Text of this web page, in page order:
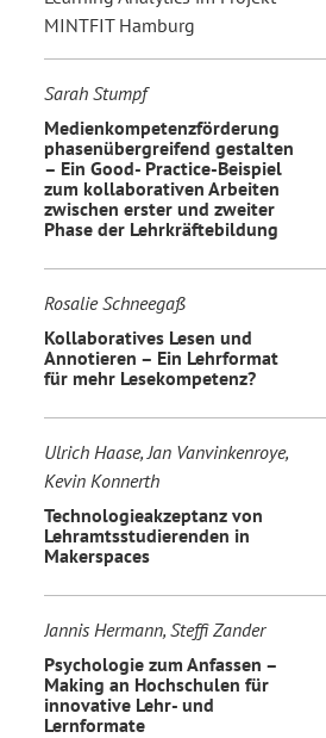
MINTFIT Hamburg
Sarah Stumpf
Medienkompetenzförderung
phasenübergreifend gestalten
– Ein Good- Practice-Beispiel
zum kollaborativen Arbeiten
zwischen erster und zweiter
Phase der Lehrkräftebildung
Rosalie Schneegaß
Kollaboratives Lesen und
Annotieren – Ein Lehrformat
für mehr Lesekompetenz?
Ulrich Haase, Jan Vanvinkenroye,
Kevin Konnerth
Technologieakzeptanz von
Lehramtsstudierenden in
Makerspaces
Jannis Hermann, Steffi Zander
Psychologie zum Anfassen –
Making an Hochschulen für
innovative Lehr- und
Lernformate